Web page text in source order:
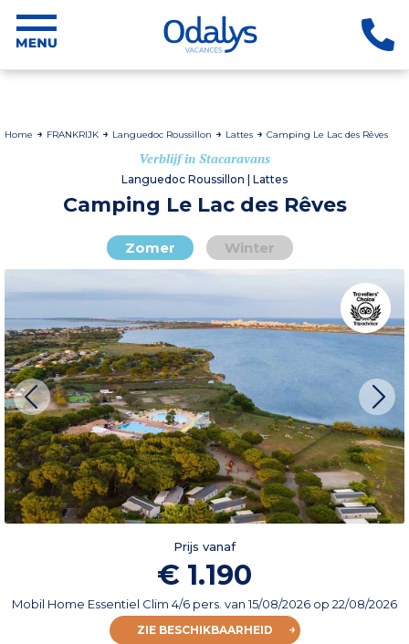
Home FRANKRIJK Languedoc Roussillon Lattes Camping Le Lac des Rêves
Verblijf in Stacaravans
Languedoc Roussillon | Lattes
Camping Le Lac des Rêves
Zomer Winter
Prijs vanaf
€ 1.190
Mobil Home Essentiel Clim 4/6 pers. van15/08/2026 op 22/08/2026
ZIE BESCHIKBAARHEID